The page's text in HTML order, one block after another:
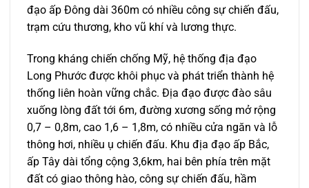
đạo ấp Đông dài 360m có nhiều công sự chiến đấu,
trạm cứu thương, kho vũ khí và lương thực.
Trong kháng chiến chống Mỹ, hệ thống địa đạo
Long Phước được khôi phục và phát triển thành hệ
thống liên hoàn vững chắc. Địa đạo được đào sâu
xuống lòng đất tới 6m, đường xương sống mở rộng
0,7 – 0,8m, cao 1,6 – 1,8m, có nhiều cửa ngăn và lỗ
thông hơi, nhiều ụ chiến đấu. Khu địa đạo ấp Bắc,
ấp Tây dài tổng cộng 3,6km, hai bên phía trên mặt
đất có giao thông hào, công sự chiến đấu, hầm